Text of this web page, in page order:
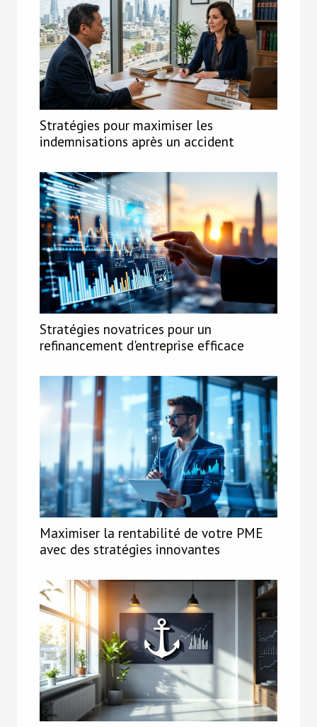
Stratégies pour maximiser les
indemnisations après un accident
Stratégies novatrices pour un
refinancement d'entreprise efficace
Maximiser la rentabilité de votre PME
avec des stratégies innovantes